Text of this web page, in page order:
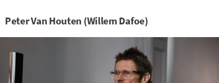
Peter Van Houten (Willem Dafoe)